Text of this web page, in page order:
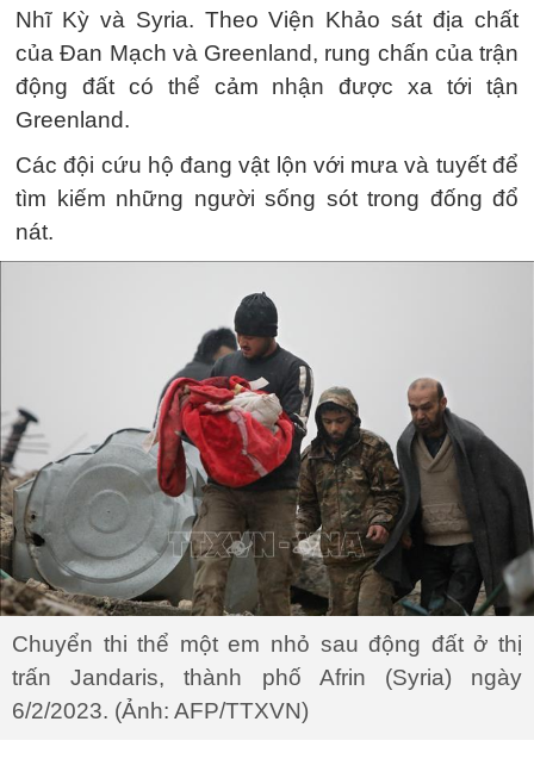
Nhĩ Kỳ và Syria. Theo Viện Khảo sát địa chất
của Đan Mạch và Greenland, rung chấn của trận
động đất có thể cảm nhận được xa tới tận
Greenland.
Các đội cứu hộ đang vật lộn với mưa và tuyết để
tìm kiếm những người sống sót trong đống đổ
nát.
Chuyển thi thể một em nhỏ sau động đất ở thị
trấn Jandaris, thành phố Afrin (Syria) ngày
6/2/2023. (Ảnh: AFP/TTXVN)